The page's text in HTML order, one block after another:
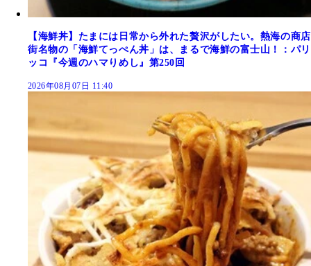
【海鮮丼】たまには日常から外れた贅沢がしたい。熱海の商店
街名物の「海鮮てっぺん丼」は、まるで海鮮の富士山！：パリ
ッコ『今週のハマりめし』第250回
2026年08月07日 11:40